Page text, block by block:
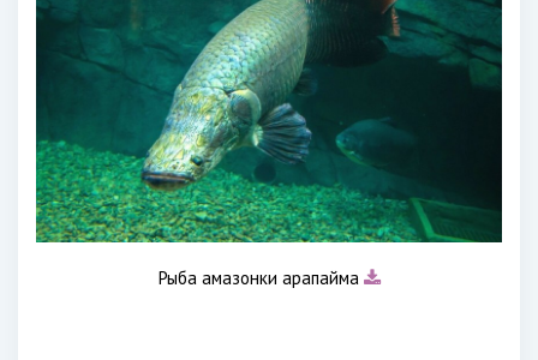
Рыба амазонки арапайма